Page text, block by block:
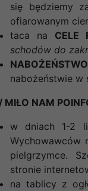
się będziemy
ofiarowanym
taca na CELE
schodów do
nabożeństwie w
MIŁO NAM
w dniach 1-2
Wychowawców
pielgrzymce.
stronie
na tablicy z